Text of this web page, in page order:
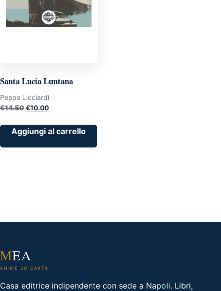
Santa Lucia Luntana
Peppe Licciardi
€14.50Il
originale
era:
€14.50.
€10.00Il
attuale
€10.00.
Aggiungi al carrello
MEA
ANIME SU CARTA
Casa editrice indipendente con sede a Napoli. Libri,